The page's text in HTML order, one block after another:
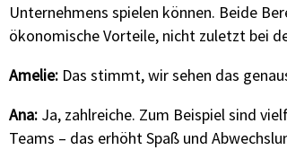
Unternehmens spielen können. Beide
ökonomische Vorteile, nicht zuletzt bei
Amelie: Das stimmt, wir sehen das
Ana: Ja, zahlreiche. Zum Beispiel sind
Teams – das erhöht Spaß und